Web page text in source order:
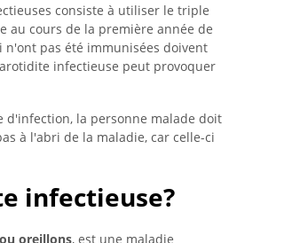
consiste à utiliser le triple
au cours de la première année de
n'ont pas été immunisées doivent
infectieuse peut provoquer
la personne malade doit
à l'abri de la maladie, car celle-ci
infectieuse?
oreillons, est une maladie